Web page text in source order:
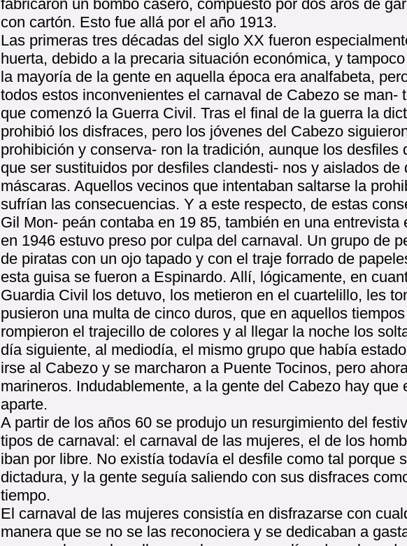
fabricaron un bombo casero, compuesto por dos aros de
con cartón. Esto fue allá por el año 1913.
Las primeras tres décadas del siglo XX fueron
huerta, debido a la precaria situación económica, y
la mayoría de la gente en aquella época era analfabeta,
todos estos inconvenientes el carnaval de Cabezo se man-
que comenzó la Guerra Civil. Tras el final de la guerra la
prohibió los disfraces, pero los jóvenes del Cabezo
prohibición y conserva- ron la tradición, aunque los desfiles
que ser sustituidos por desfiles clandesti- nos y aislados de
máscaras. Aquellos vecinos que intentaban saltarse la
sufrían las consecuencias. Y a este respecto, de estas
Gil Mon- peán contaba en 19 85, también en una entrevista
en 1946 estuvo preso por culpa del carnaval. Un grupo de
de piratas con un ojo tapado y con el traje forrado de
esta guisa se fueron a Espinardo. Allí, lógicamente, en
Guardia Civil los detuvo, los metieron en el cuartelillo, les
pusieron una multa de cinco duros, que en aquellos
rompieron el trajecillo de colores y al llegar la noche los
día siguiente, al mediodía, el mismo grupo que había
irse al Cabezo y se marcharon a Puente Tocinos, pero
marineros. Indudablemente, a la gente del Cabezo hay que
aparte.
A partir de los años 60 se produjo un resurgimiento del
tipos de carnaval: el carnaval de las mujeres, el de los
iban por libre. No existía todavía el desfile como tal porque
dictadura, y la gente seguía saliendo con sus disfraces
tiempo.
El carnaval de las mujeres consistía en disfrazarse con
manera que se no se las reconociera y se dedicaban a